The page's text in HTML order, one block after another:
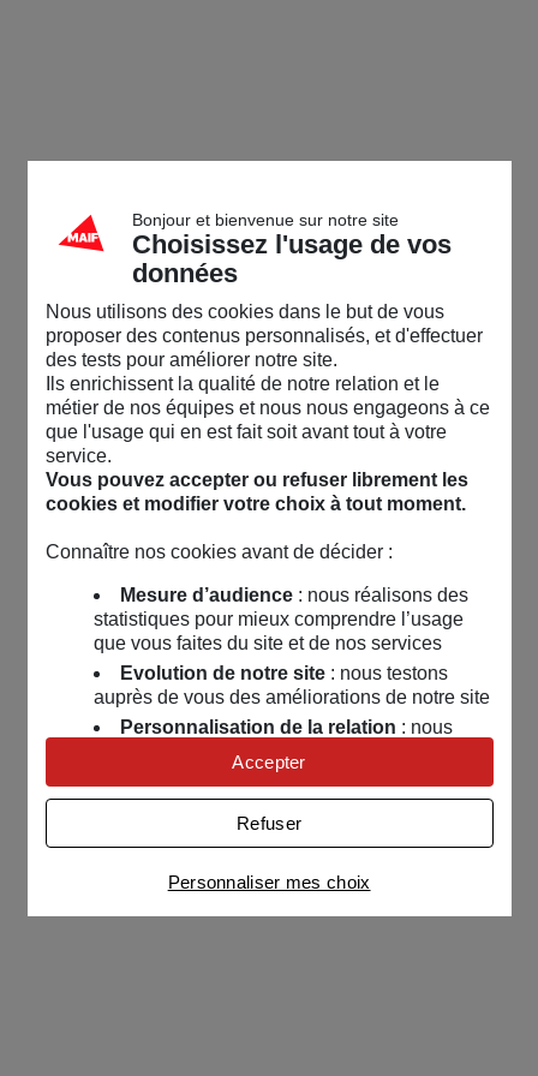
Bonjour et bienvenue sur notre site
Choisissez l'usage de vos
données
Nous utilisons des cookies dans le but de vous
proposer des contenus personnalisés, et d'effectuer
des tests pour améliorer notre site.
Ils enrichissent la qualité de notre relation et le
métier de nos équipes et nous nous engageons à ce
que l'usage qui en est fait soit avant tout à votre
service.
Vous pouvez accepter ou refuser librement les
cookies et modifier votre choix à tout moment.
Connaître nos cookies avant de décider :
Mesure d’audience: nous réalisons des
statistiques pour mieux comprendre l’usage
que vous faites du site et de nos services
Evolution de notre site: nous testons
auprès de vous des améliorations de notre site
Personnalisation de la relation : nous
nous servons de cookies pour adapter nos
contenus et personnaliser nos offres
Univers publicitaire: nous utilisons avec
nos partenaires des cookies pour afficher des
publicités personnalisées
Connaître notre politique cookies et la liste de nos
partenaires
Personnaliser mes choix
Refuser
Accepter